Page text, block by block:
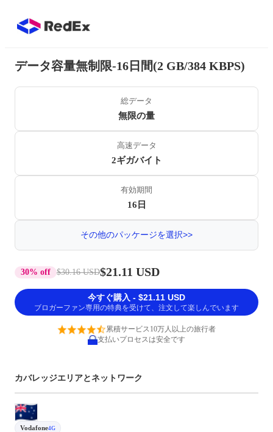
データ容量無制限-16日間(2 GB/384 KBPS)
総データ
無限の量
高速データ
2ギガバイト
有効期間
16日
その他のパッケージを選択>>
30% off $30.16 USD$21.11 USD
今すぐ購入 - $21.11 USD
ブロガーファン専用の特典を受けて、注文して楽しんでいます
累積サービス10万人以上の旅行者
支払いプロセスは安全です
カバレッジエリアとネットワーク
Vodafone4G